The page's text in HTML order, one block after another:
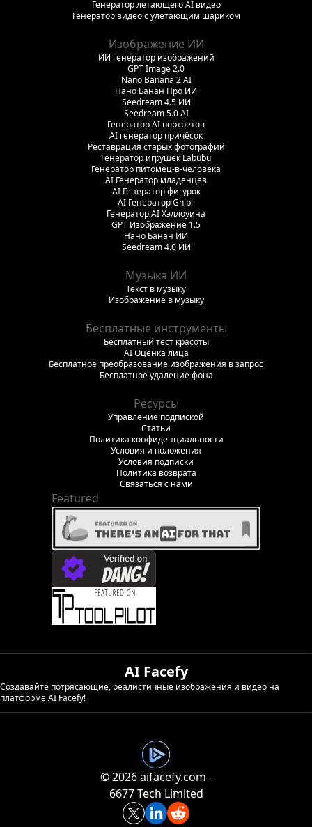
Генератор летающего AI видео
Генератор видео с улетающим шариком
Изображение ИИ
ИИ генератор изображений
GPT Image 2.0
Nano Banana 2 AI
Нано Банан Про ИИ
Seedream 4.5 ИИ
Seedream 5.0 AI
Генератор AI портретов
AI генератор причёсок
Реставрация старых фотографий
Генератор игрушек Labubu
Генератор питомец-в-человека
AI Генератор младенцев
AI Генератор фигурок
AI Генератор Ghibli
Генератор AI Хэллоуина
GPT Изображение 1.5
Нано Банан ИИ
Seedream 4.0 ИИ
Музыка ИИ
Текст в музыку
Изображение в музыку
Бесплатные инструменты
Бесплатный тест красоты
AI Оценка лица
Бесплатное преобразование изображения в запрос
Бесплатное удаление фона
Ресурсы
Управление подпиской
Статьи
Политика конфиденциальности
Условия и положения
Условия подписки
Политика возврата
Связаться с нами
Featured
AI Facefy
Создавайте потрясающие, реалистичные изображения и видео на
платформе AI Facefy!
©️ 2026 aifacefy.com -
6677 Tech Limited